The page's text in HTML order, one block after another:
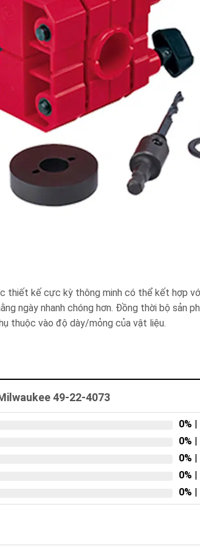
kế cực kỳ thông minh có thể kết hợp
ngày nhanh chóng hơn. Đồng thời bộ sản
thuộc vào độ dày/mỏng của vật liệu.
49-22-4073
0%
0%
0%
0%
0%